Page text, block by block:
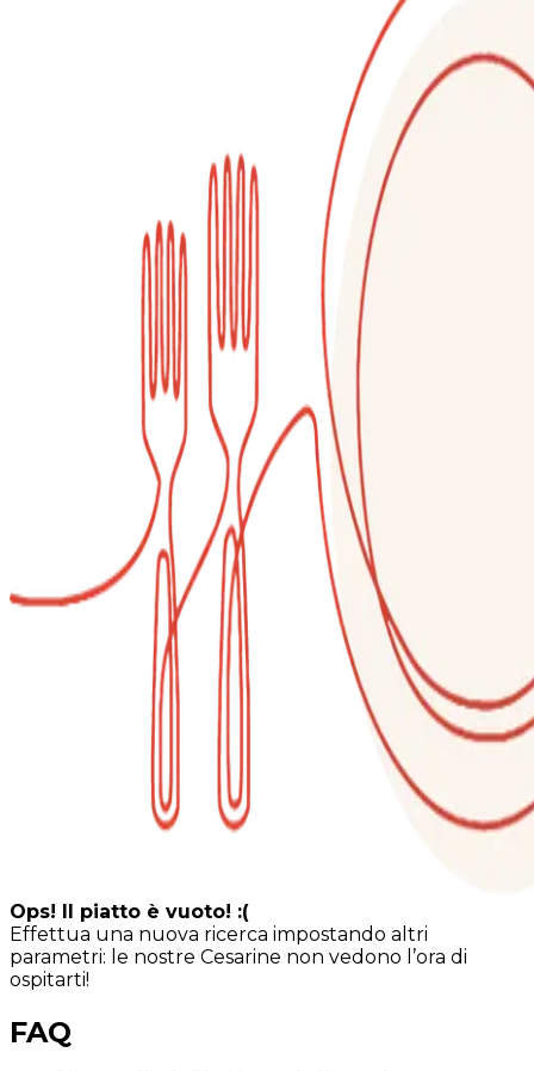
Ops! Il piatto è vuoto! :(
Effettua una nuova ricerca impostando altri
parametri: le nostre Cesarine non vedono l’ora di
ospitarti!
FAQ